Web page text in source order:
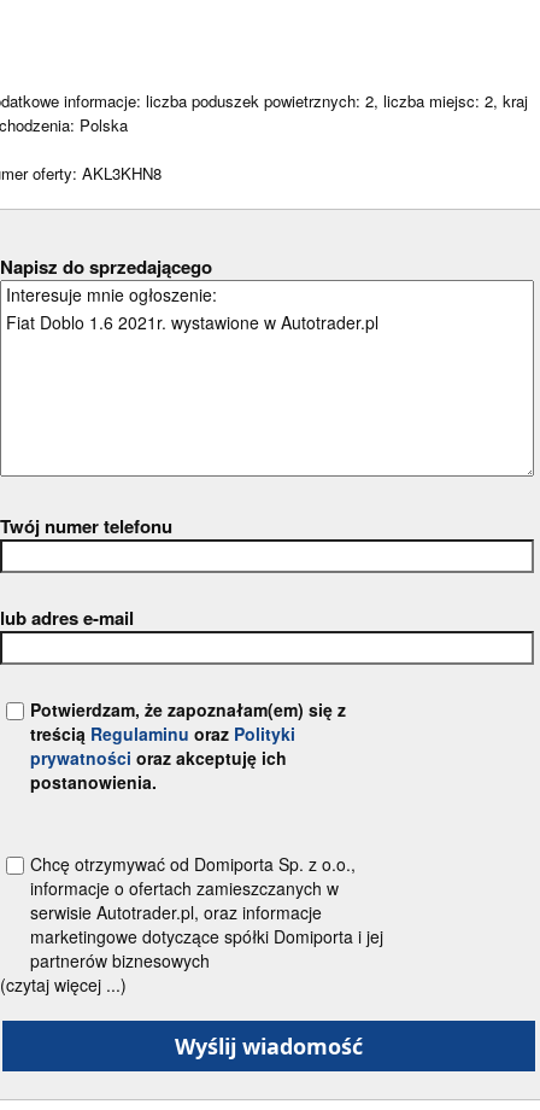
informacje: liczba poduszek powietrznych: 2, liczba miejsc: 2, kraj
Polska
Napisz do sprzedającego
Twój numer telefonu
lub adres e-mail
Potwierdzam, że zapoznałam(em) się z
treścią Regulaminu oraz Polityki
prywatności oraz akceptuję ich
postanowienia.
Chcę otrzymywać od Domiporta Sp. z o.o.,
informacje o ofertach zamieszczanych w
serwisie Autotrader.pl, oraz informacje
marketingowe dotyczące spółki Domiporta i jej
partnerów biznesowych
(czytaj więcej ...)